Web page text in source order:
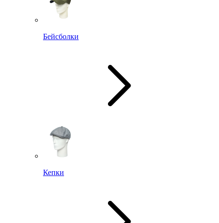
Бейсболки
Кепки